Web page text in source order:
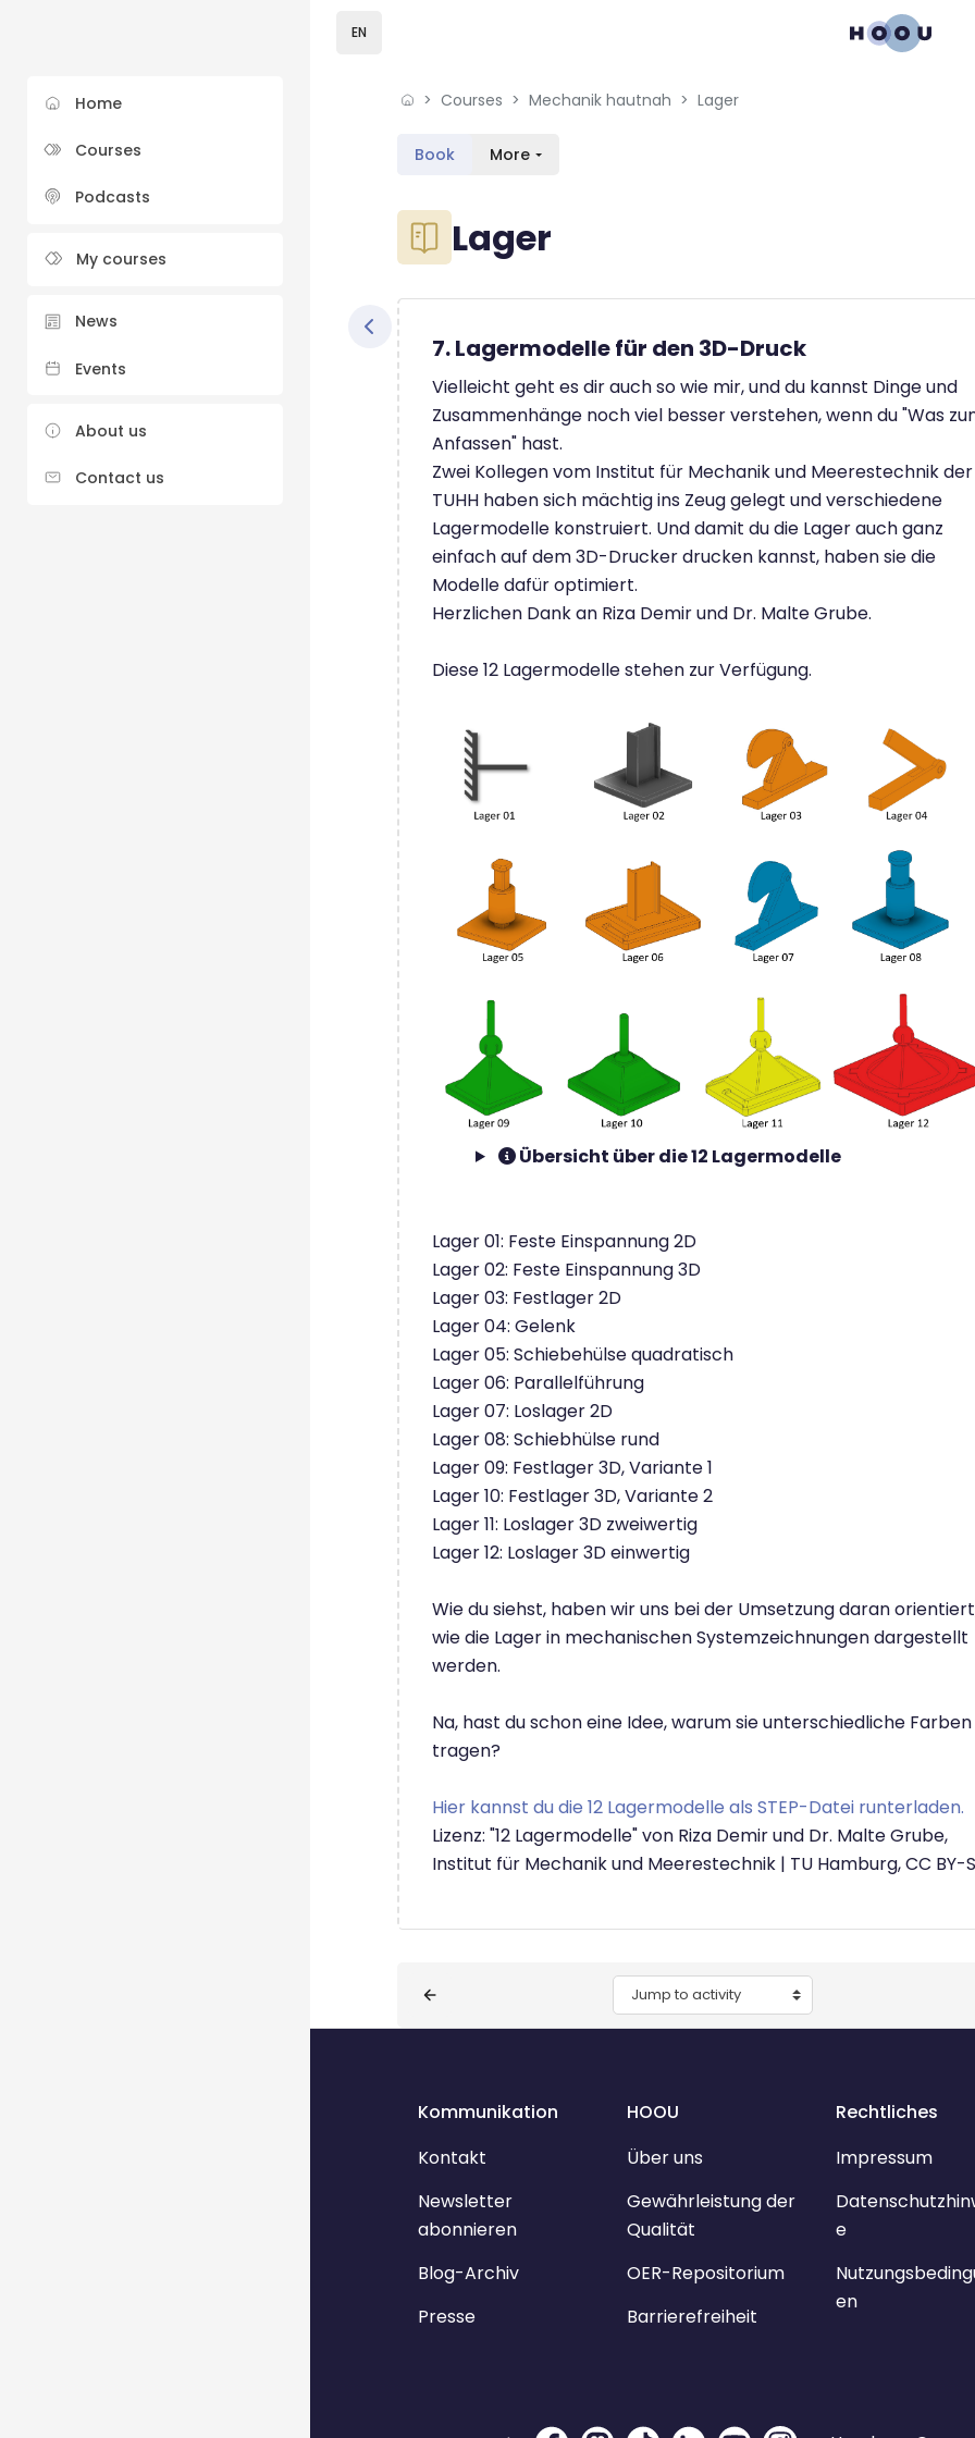
Home
Courses
Podcasts
My courses
News
Events
About us
Contact us
EN
Courses Mechanik hautnah Lager
Book More
BlocksLager
Blocks
Completion requirements
7. Lagermodelle für den 3D-Druck
Vielleicht geht es dir auch so wie mir, und du kannst Dinge und
Zusammenhänge noch viel besser verstehen, wenn du "Was
Anfassen" hast.
Zwei Kollegen vom Institut für Mechanik und Meerestechnik der
TUHH haben sich mächtig ins Zeug gelegt und verschiedene
Lagermodelle konstruiert. Und damit du die Lager auch ganz
einfach auf dem 3D-Drucker drucken kannst, haben sie die
Modelle dafür optimiert.
Herzlichen Dank an Riza Demir und Dr. Malte Grube.
Diese 12 Lagermodelle stehen zur Verfügung.
Übersicht über die 12 Lagermodelle
Lager 01: Feste Einspannung 2D
Lager 02: Feste Einspannung 3D
Lager 03: Festlager 2D
Lager 04: Gelenk
Lager 05: Schiebehülse quadratisch
Lager 06: Parallelführung
Lager 07: Loslager 2D
Lager 08: Schiebhülse rund
Lager 09: Festlager 3D, Variante 1
Lager 10: Festlager 3D, Variante 2
Lager 11: Loslager 3D zweiwertig
Lager 12: Loslager 3D einwertig
Wie du siehst, haben wir uns bei der Umsetzung daran
wie die Lager in mechanischen Systemzeichnungen dargestellt
werden.
Na, hast du schon eine Idee, warum sie unterschiedliche Farben
tragen?
Hier kannst du die 12 Lagermodelle als STEP-Datei runterladen.
Lizenz: "12 Lagermodelle" von Riza Demir und Dr. Malte Grube,
Institut für Mechanik und Meerestechnik | TU Hamburg, CC BY-
Blocks Jump to activity
Kommunikation
Kontakt
Newsletter
abonnieren
Blog-Archiv
Presse
HOOU
Über uns
Gewährleistung der
Qualität
OER-Repositorium
Barrierefreiheit
Rechtliches
Impressum
e
en